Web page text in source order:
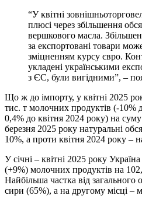
“У квітні
плюсі через збільшення
вершкового масла.
за експортовані товари
зміцненням курсу євро.
укладені українськими
з ЄС, були вигідними”, –
Що ж до імпорту, у квітні 2025
тис. т молочних продуктів (-10%
0,4% до квітня 2024 року) на
березня 2025 року натуральні
10%, а проти квітня 2024 року –
У січні – квітні 2025 року
(+9%) молочних продуктів на
Найбільша частка від загального
сири (65%), а на другому місці –